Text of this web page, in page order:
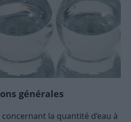
générales
la quantité d’eau à